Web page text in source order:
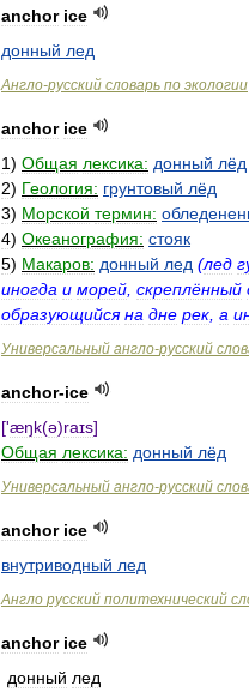
anchor ice
донный лед
Англо-русский словарь по экологии
anchor ice
1) Общая лексика: донный лёд
2) Геология: грунтовый лёд
3) Морской термин:
4) Океанография: стояк
5) Макаров: донный лед (лед
иногда и морей скреплённый
образующийся на дне рек а
Универсальный англо-русский
anchor-ice
['æŋk(ə)raɪs]
Общая лексика: донный лёд
Универсальный англо-русский
anchor ice
внутриводный лед
Англо русский политехнический
anchor ice
донный лед